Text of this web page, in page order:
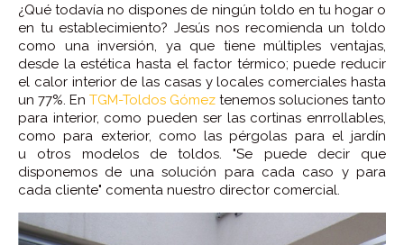
¿Qué todavía no dispones de ningún toldo en tu hogar o
en tu establecimiento? Jesús nos recomienda un toldo
como una inversión, ya que tiene múltiples ventajas,
desde la estética hasta el factor térmico; puede reducir
el calor interior de las casas y locales comerciales hasta
un 77%. En TGM-Toldos Gómez tenemos soluciones tanto
para interior, como pueden ser las cortinas enrrollables,
como para exterior, como las pérgolas para el jardín
u otros modelos de toldos. "Se puede decir que
disponemos de una solución para cada caso y para
cada cliente" comenta nuestro director comercial.